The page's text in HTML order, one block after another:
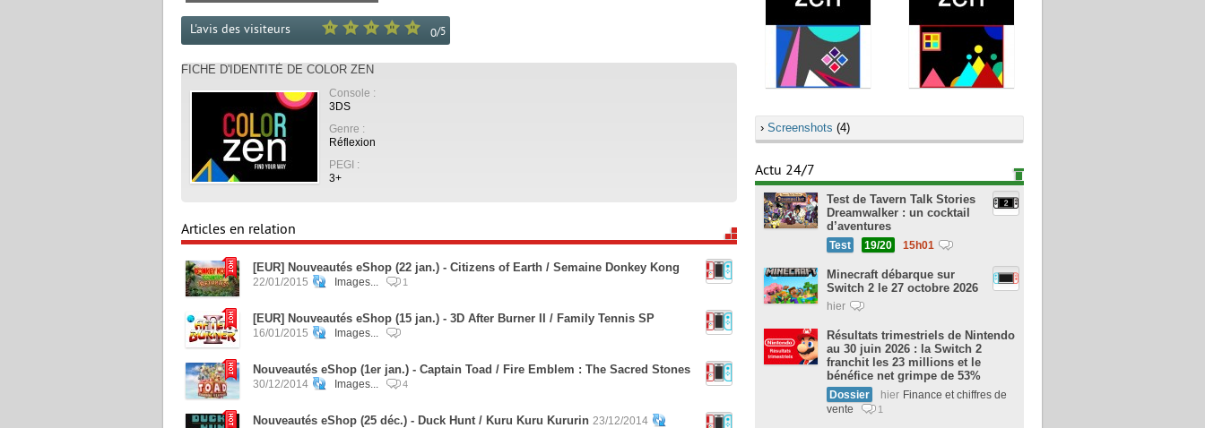
0/5
L'avis des visiteurs
FICHE D'IDENTITÉ DE COLOR ZEN
Console :
3DS
Genre :
Réflexion
PEGI :
3+
Articles en relation
[EUR] Nouveautés eShop (22 jan.) - Citizens of Earth / Semaine Donkey Kong
22/01/2015 Images... 1
[EUR] Nouveautés eShop (15 jan.) - 3D After Burner II / Family Tennis SP
16/01/2015 Images...
Nouveautés eShop (1er jan.) - Captain Toad / Fire Emblem : The Sacred Stones
30/12/2014 Images... 4
Nouveautés eShop (25 déc.) - Duck Hunt / Kuru Kuru Kururin 23/12/2014
› Screenshots (4)
Actu 24/7
Test de Tavern Talk Stories
Dreamwalker : un cocktail
d’aventures
Test 19/20 15h01
Minecraft débarque sur
Switch 2 le 27 octobre 2026
hier
Résultats trimestriels de Nintendo
au 30 juin 2026 : la Switch 2
franchit les 23 millions et le
bénéfice net grimpe de 53%
Dossier hier Finance et chiffres de
vente
1